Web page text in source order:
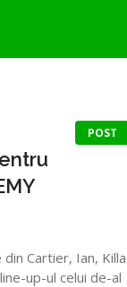
POST
Cartier, Ian, Killa
up-ul celui de-al